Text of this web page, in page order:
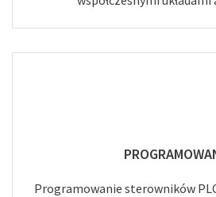
Programowanie sterowników